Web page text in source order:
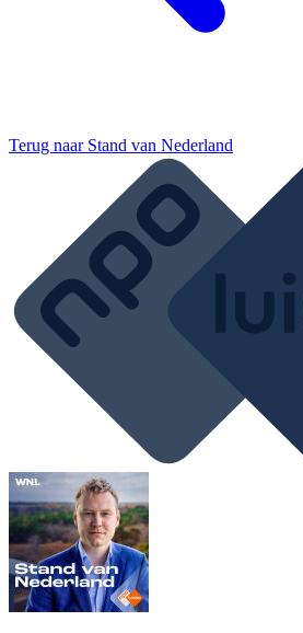
Terug naar Stand van Nederland